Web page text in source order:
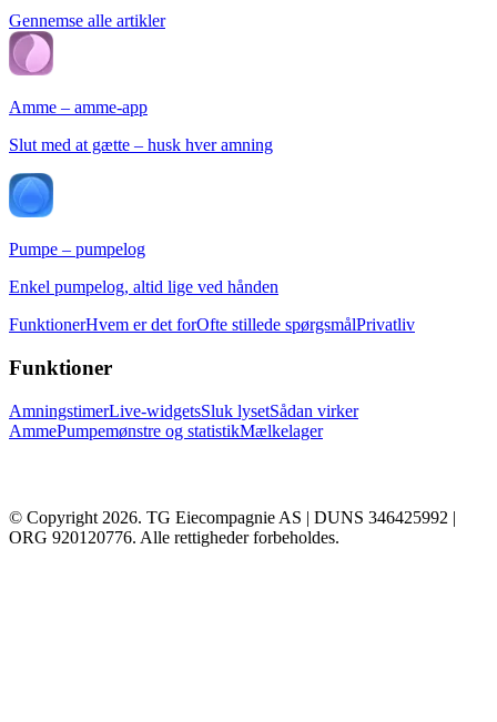
Gennemse alle artikler
Amme – amme-app
Slut med at gætte – husk hver amning
Pumpe – pumpelog
Enkel pumpelog, altid lige ved hånden
FunktionerHvem er det forOfte stillede spørgsmålPrivatliv
Funktioner
AmningstimerLive-widgetsSluk lysetSådan virker
AmmePumpemønstre og statistikMælkelager
© Copyright 2026. TG Eiecompagnie AS | DUNS 346425992 |
ORG 920120776. Alle rettigheder forbeholdes.